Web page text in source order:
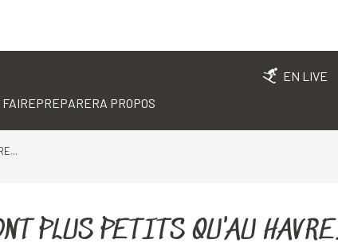
EN LIVE
FAIREPREPARERA PROPOS
PLUS PETITS QU'AU